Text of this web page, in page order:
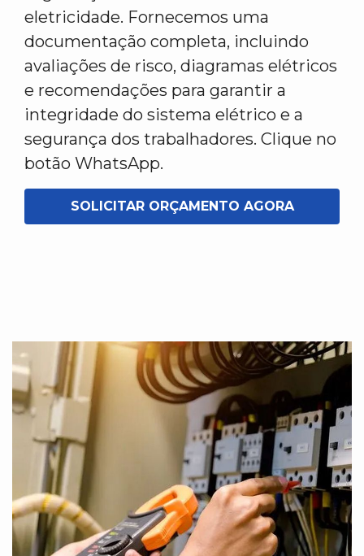
eletricidade. Fornecemos uma
documentação completa, incluindo
avaliações de risco, diagramas elétricos
e recomendações para garantir a
integridade do sistema elétrico e a
segurança dos trabalhadores. Clique no
botão WhatsApp.
SOLICITAR ORÇAMENTO AGORA